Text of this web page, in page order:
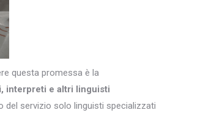
questa promessa è la
interpreti e altri linguisti
del servizio solo linguisti specializzati